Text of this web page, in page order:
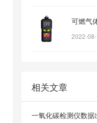
可燃气
2022-08-
相关文章
一氧化碳检测仪数据